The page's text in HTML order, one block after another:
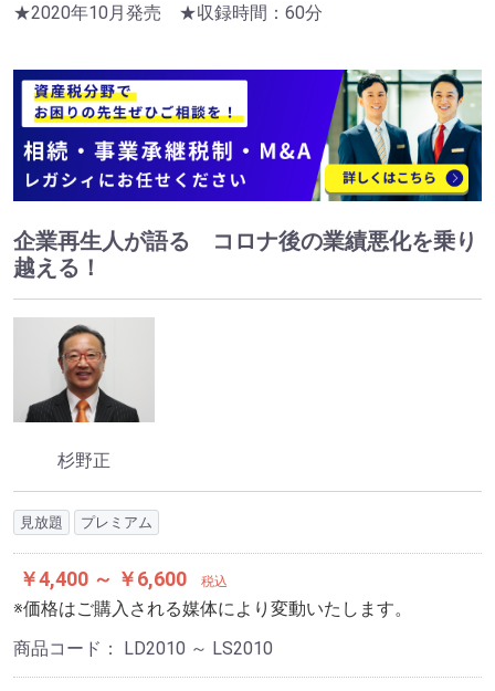
★2020年10月発売 ★収録時間：60分
企業再生人が語る コロナ後の業績悪化を乗り
越える！
杉野正
見放題 プレミアム
￥4,400 ～ ￥6,600 税込
※価格はご購入される媒体により変動いたします。
商品コード：
LD2010 ～ LS2010